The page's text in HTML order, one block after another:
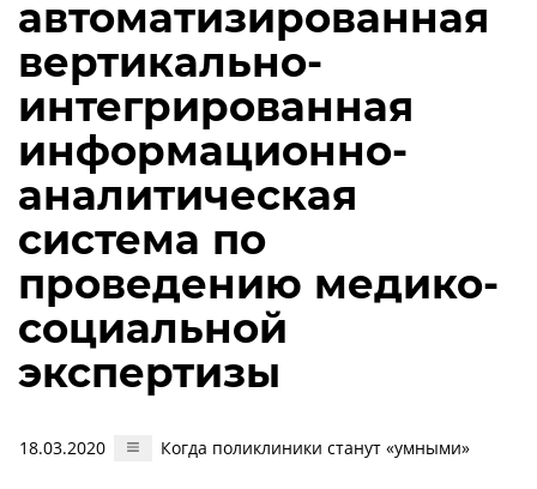
автоматизированная
вертикально-
интегрированная
информационно-
аналитическая
система по
проведению медико-
социальной
экспертизы
18.03.2020 Когда поликлиники станут «умными»